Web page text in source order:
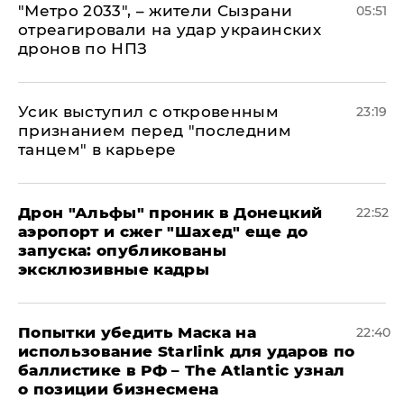
"Метро 2033", – жители Сызрани
отреагировали на удар украинских
дронов по НПЗ
05:51
Усик выступил с откровенным
признанием перед "последним
танцем" в карьере
23:19
Дрон "Альфы" проник в Донецкий
аэропорт и сжег "Шахед" еще до
запуска: опубликованы
эксклюзивные кадры
22:52
Попытки убедить Маска на
использование Starlink для ударов по
баллистике в РФ – The Atlantic узнал
о позиции бизнесмена
22:40